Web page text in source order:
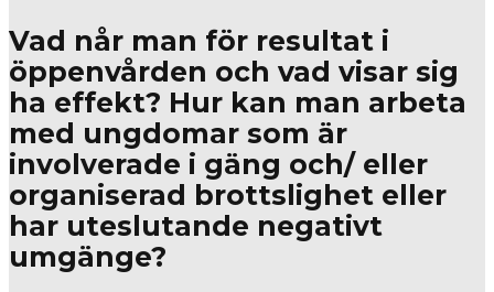
Vad når man för resultat i
öppenvården och vad visar sig
ha effekt? Hur kan man arbeta
med ungdomar som är
involverade i gäng och/ eller
organiserad brottslighet eller
har uteslutande negativt
umgänge?